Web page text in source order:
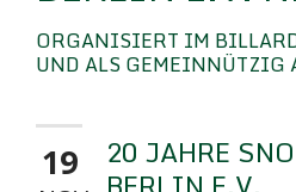
ORGANISIERT IM
UND ALS GEMEINNÜTZIG
19
20 JAHRE